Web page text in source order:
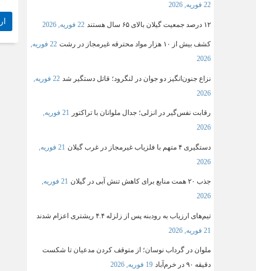
22 فوریه, 2026
۱۲ درصد جمعیت گیلان بالای ۶۵ سال هستند 22 فوریه, 2026
کشف بیش از ۱۰ هزار مواد محترقه غیرمجاز در رشت
22 فوریه,
2026
نزاع جنون‌انگیز دو جوان در لنگرود؛ قاتل دستگیر شد
22 فوریه,
2026
رقابت نفس‌گیر در انزلی؛ جدال ملوانان با تراکتور
21 فوریه,
2026
دستگیری ۴ متهم با فلزیاب غیرمجاز در غرب گیلان
21 فوریه,
2026
جذب ۲۰ همت منابع برای کاهش تنش آبی در گیلان
21 فوریه,
2026
تیم‌های ارزیاب به رودبنه پس از زلزله ۴.۴ ریشتری اعزام شدند
21 فوریه, 2026
ملوان در گرداب نوسان؛ از متوقف کردن مدعیان تا شکست
دقیقه ۹۰ در خرم‌آباد
19 فوریه, 2026